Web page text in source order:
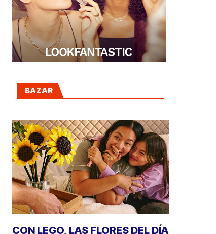
BAZAR
CON LEGO, LAS FLORES DEL DÍA